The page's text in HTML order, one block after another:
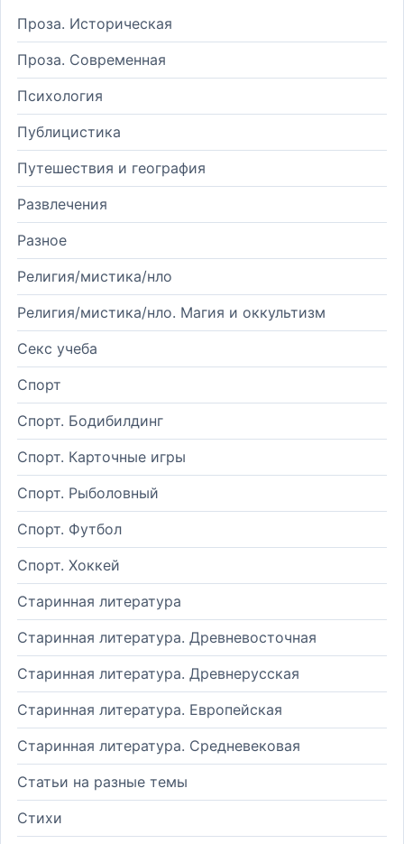
Проза. Историческая
Проза. Современная
Психология
Публицистика
Путешествия и география
Развлечения
Разное
Религия/мистика/нло
Религия/мистика/нло. Магия и оккультизм
Секс учеба
Спорт
Спорт. Бодибилдинг
Спорт. Карточные игры
Спорт. Рыболовный
Спорт. Футбол
Спорт. Хоккей
Старинная литература
Старинная литература. Древневосточная
Старинная литература. Древнерусская
Старинная литература. Европейская
Старинная литература. Средневековая
Статьи на разные темы
Стихи